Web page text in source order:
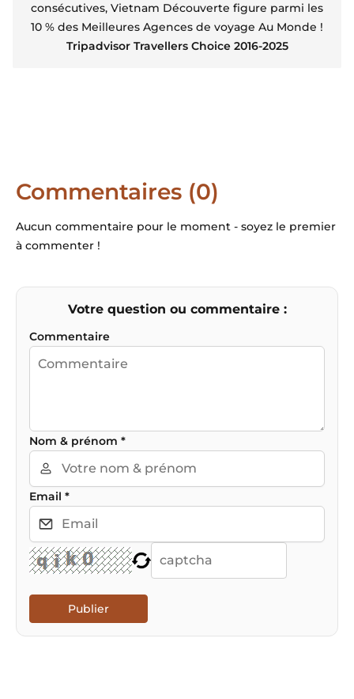
consécutives, Vietnam Découverte figure parmi les
10 % des Meilleures Agences de voyage Au Monde !
Tripadvisor Travellers Choice 2016-2025
Commentaires (0)
Aucun commentaire pour le moment - soyez le premier
à commenter !
Votre question ou commentaire :
Commentaire
Nom & prénom *
Email *
Publier